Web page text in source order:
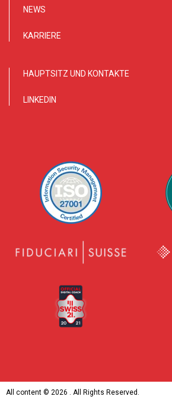
NEWS
KARRIERE
HAUPTSITZ UND KONTAKTE
LINKEDIN
All content © 2026 . All Rights Reserved.